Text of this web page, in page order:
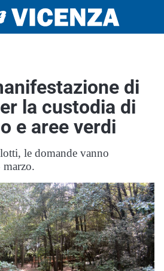
di
la custodia di
e aree verdi
le domande vanno
marzo.